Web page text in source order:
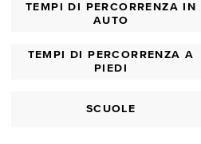
TEMPI DI PERCORRENZA IN
AUTO
TEMPI DI PERCORRENZA A
PIEDI
SCUOLE